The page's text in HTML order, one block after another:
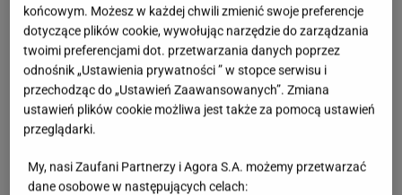
końcowym. Możesz w każdej chwili zmienić swoje preferencje
dotyczące plików cookie, wywołując narzędzie do zarządzania
twoimi preferencjami dot. przetwarzania danych poprzez
odnośnik „Ustawienia prywatności ” w stopce serwisu i
przechodząc do „Ustawień Zaawansowanych”. Zmiana
ustawień plików cookie możliwa jest także za pomocą ustawień
przeglądarki.
My, nasi Zaufani Partnerzy i Agora S.A. możemy przetwarzać
dane osobowe w następujących celach: